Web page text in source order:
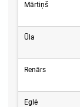
Mārtiņš
Ūla
Renārs
Eglė